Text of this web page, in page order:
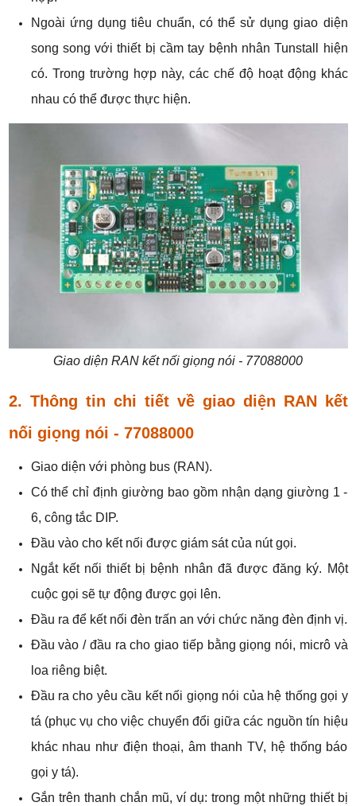
Ngoài ứng dụng tiêu chuẩn, có thể sử dụng giao diện
song song với thiết bị cầm tay bệnh nhân Tunstall hiện
có. Trong trường hợp này, các chế độ hoạt động khác
nhau có thể được thực hiện.
Giao diện RAN kết nối giọng nói - 77088000
2. Thông tin chi tiết về giao diện RAN kết
nối giọng nói - 77088000
Giao diện với phòng bus (RAN).
Có thể chỉ định giường bao gồm nhận dạng giường 1 -
6, công tắc DIP.
Đầu vào cho kết nối được giám sát của nút gọi.
Ngắt kết nối thiết bị bệnh nhân đã được đăng ký. Một
cuộc gọi sẽ tự động được gọi lên.
Đầu ra để kết nối đèn trấn an với chức năng đèn định vị.
Đầu vào / đầu ra cho giao tiếp bằng giọng nói, micrô và
loa riêng biệt.
Đầu ra cho yêu cầu kết nối giọng nói của hệ thống gọi y
tá (phục vụ cho việc chuyển đổi giữa các nguồn tín hiệu
khác nhau như điện thoại, âm thanh TV, hệ thống báo
gọi y tá).
Gắn trên thanh chắn mũ, ví dụ: trong một những thiết bị